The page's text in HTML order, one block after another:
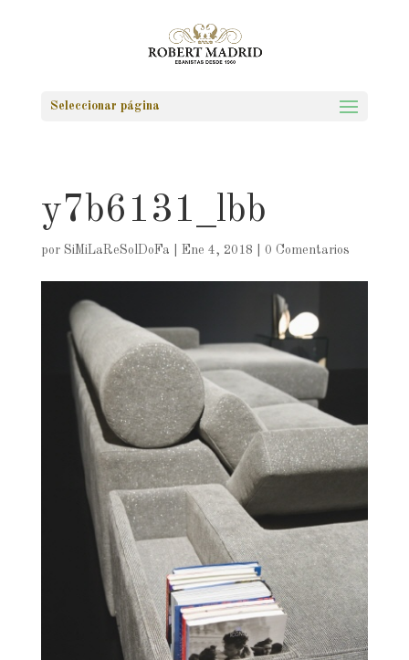
Seleccionar página
y7b6131_lbb
por SiMiLaReSolDoFa Ene 4, 2018 0 Comentarios